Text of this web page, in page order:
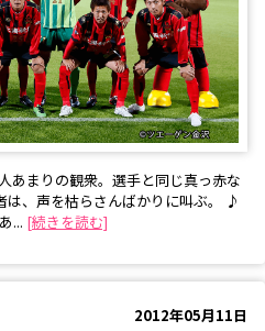
あまりの観衆。選手と同じ真っ赤な
は、声を枯らさんばかりに叫ぶ。 ♪
... [続きを読む]
2012年05月11日